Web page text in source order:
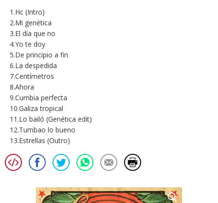
1.Hc (Intro)
2.Mi genética
3.El día que no
4.Yo te doy
5.De principio a fin
6.La despedida
7.Centímetros
8.Ahora
9.Cumbia perfecta
10.Galiza tropical
11.Lo bailó (Genética edit)
12.Tumbao lo bueno
13.Estrellas (Outro)